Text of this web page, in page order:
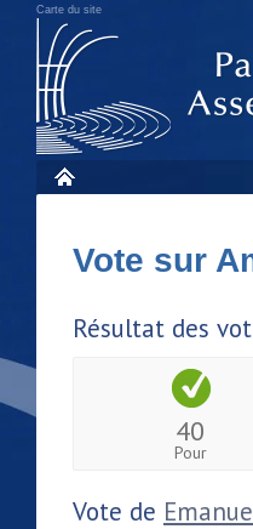
Carte du site
Vote sur
Résultat des
40
Pour
Vote de